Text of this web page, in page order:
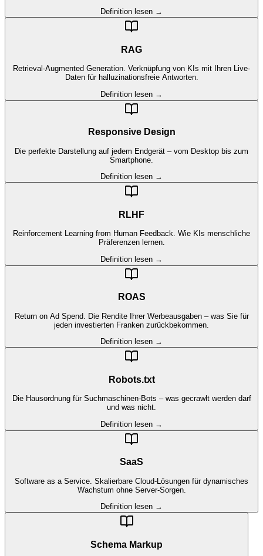
Definition lesen →
RAG
Retrieval-Augmented Generation. Verknüpfung von KIs mit Ihren Live-
Daten für halluzinationsfreie Antworten.
Definition lesen →
Responsive Design
Die perfekte Darstellung auf jedem Endgerät – vom Desktop bis zum
Smartphone.
Definition lesen →
RLHF
Reinforcement Learning from Human Feedback. Wie KIs menschliche
Präferenzen lernen.
Definition lesen →
ROAS
Return on Ad Spend. Die Rendite Ihrer Werbeausgaben – was Sie für
jeden investierten Franken zurückbekommen.
Definition lesen →
Robots.txt
Die Hausordnung für Suchmaschinen-Bots – was gecrawlt werden darf
und was nicht.
Definition lesen →
SaaS
Software as a Service. Skalierbare Cloud-Lösungen für dynamisches
Wachstum ohne Server-Sorgen.
Definition lesen →
Schema Markup